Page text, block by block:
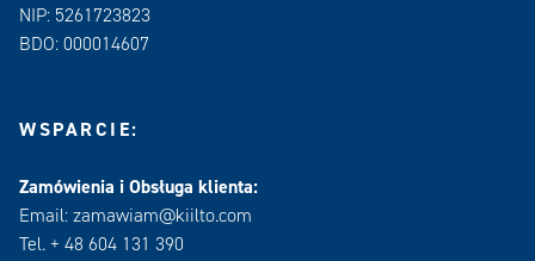
NIP: 5261723823
BDO: 000014607
WSPARCIE:
Zamówienia i Obsługa klienta:
Email: zamawiam@kiilto.com
Tel. + 48 604 131 390